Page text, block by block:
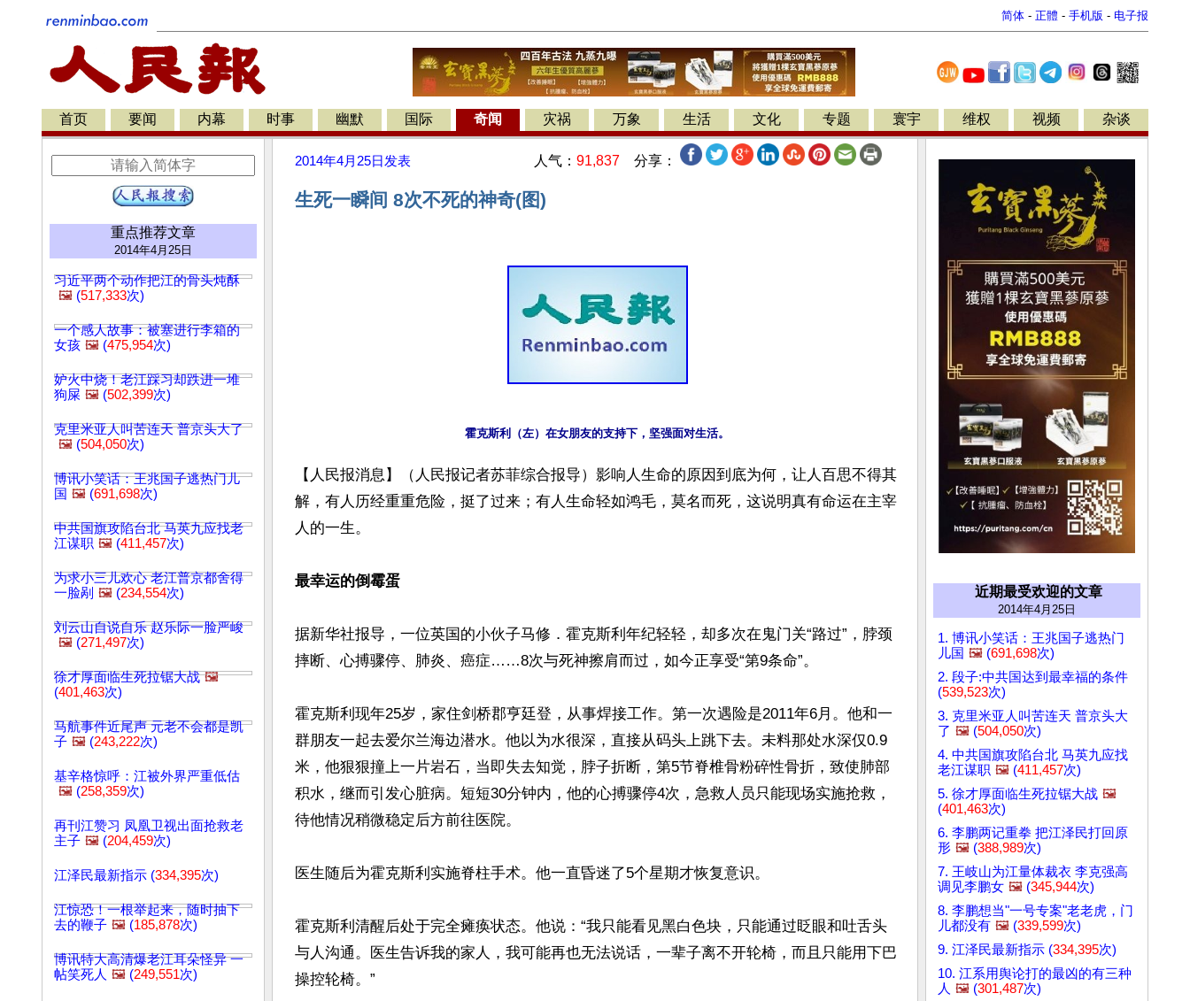
简体 - 正體 - 手机版 - 电子报
首页 要闻 内幕 时事 幽默 国际 奇闻 灾祸 万象 生活 文化 专题 寰宇 维权 视频 杂谈
重点推荐文章
2014年4月25日
习近平两个动作把江的骨头炖酥
🖼️ (517,333次)
一个感人故事：被塞进行李箱的
女孩 🖼️ (475,954次)
妒火中烧！老江踩习却跌进一堆
狗屎 🖼️ (502,399次)
克里米亚人叫苦连天 普京头大了
🖼️ (504,050次)
博讯小笑话：王兆国子逃热门儿
国 🖼️ (691,698次)
中共国旗攻陷台北 马英九应找老
江谋职 🖼️ (411,457次)
为求小三儿欢心 老江普京都舍得
一脸剐 🖼️ (234,554次)
刘云山自说自乐 赵乐际一脸严峻
🖼️ (271,497次)
徐才厚面临生死拉锯大战 🖼️
(401,463次)
马航事件近尾声 元老不会都是凯
子 🖼️ (243,222次)
基辛格惊呼：江被外界严重低估
🖼️ (258,359次)
再刊江赞习 凤凰卫视出面抢救老
主子 🖼️ (204,459次)
江泽民最新指示 (334,395次)
江惊恐！一根举起来，随时抽下
去的鞭子 🖼️ (185,878次)
博讯特大高清爆老江耳朵怪异 一
帖笑死人 🖼️ (249,551次)
2014年4月25日 发表 人气： 91,837 分享：
生死一瞬间 8次不死的神奇(图)
【人民报消息】（人民报记者苏菲综合报导）影响人生命的原因到底为何，让人百思不得其
解，有人历经重重危险，挺了过来；有人生命轻如鸿毛，莫名而死，这说明真有命运在主宰
人的一生。
最幸运的倒霉蛋
据新华社报导，一位英国的小伙子马修．霍克斯利年纪轻轻，却多次在鬼门关“路过”，脖颈
摔断、心搏骤停、肺炎、癌症……8次与死神擦肩而过，如今正享受“第9条命”。
霍克斯利现年25岁，家住剑桥郡亨廷登，从事焊接工作。第一次遇险是2011年6月。他和一
群朋友一起去爱尔兰海边潜水。他以为水很深，直接从码头上跳下去。未料那处水深仅0.9
米，他狠狠撞上一片岩石，当即失去知觉，脖子折断，第5节脊椎骨粉碎性骨折，致使肺部
积水，继而引发心脏病。短短30分钟内，他的心搏骤停4次，急救人员只能现场实施抢救，
待他情况稍微稳定后方前往医院。
医生随后为霍克斯利实施脊柱手术。他一直昏迷了5个星期才恢复意识。
霍克斯利清醒后处于完全瘫痪状态。他说：“我只能看见黑白色块，只能通过眨眼和吐舌头
与人沟通。医生告诉我的家人，我可能再也无法说话，一辈子离不开轮椅，而且只能用下巴
操控轮椅。”
近期最受欢迎的文章
2014年4月25日
1. 博讯小笑话：王兆国子逃热门
儿国 🖼️ (691,698次)
2. 段子:中共国达到最幸福的条件
(539,523次)
3. 克里米亚人叫苦连天 普京头大
了 🖼️ (504,050次)
4. 中共国旗攻陷台北 马英九应找
老江谋职 🖼️ (411,457次)
5. 徐才厚面临生死拉锯大战 🖼️
(401,463次)
6. 李鹏两记重拳 把江泽民打回原
形 🖼️ (388,989次)
7. 王岐山为江量体裁衣 李克强高
调见李鹏女 🖼️ (345,944次)
8. 李鹏想当"一号专案"老老虎，门
儿都没有 🖼️ (339,599次)
9. 江泽民最新指示 (334,395次)
10. 江系用舆论打的最凶的有三种
人 🖼️ (301,487次)